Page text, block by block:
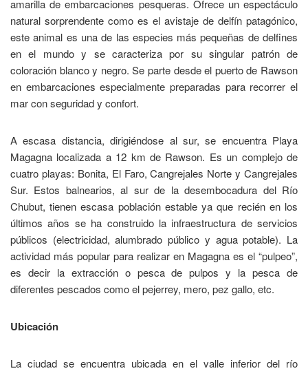
amarilla de embarcaciones pesqueras. Ofrece un espectáculo
natural sorprendente como es el avistaje de delfín patagónico,
este animal es una de las especies más pequeñas de delfines
en el mundo y se caracteriza por su singular patrón de
coloración blanco y negro. Se parte desde el puerto de Rawson
en embarcaciones especialmente preparadas para recorrer el
mar con seguridad y confort.
A escasa distancia, dirigiéndose al sur, se encuentra Playa
Magagna localizada a 12 km de Rawson. Es un complejo de
cuatro playas: Bonita, El Faro, Cangrejales Norte y Cangrejales
Sur. Estos balnearios, al sur de la desembocadura del Río
Chubut, tienen escasa población estable ya que recién en los
últimos años se ha construido la infraestructura de servicios
públicos (electricidad, alumbrado público y agua potable). La
actividad más popular para realizar en Magagna es el “pulpeo”,
es decir la extracción o pesca de pulpos y la pesca de
diferentes pescados como el pejerrey, mero, pez gallo, etc.
Ubicación
La ciudad se encuentra ubicada en el valle inferior del río